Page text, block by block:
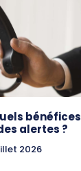
bénéfices
alertes ?
2026